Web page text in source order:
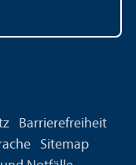
Barrierefreiheit
Sitemap